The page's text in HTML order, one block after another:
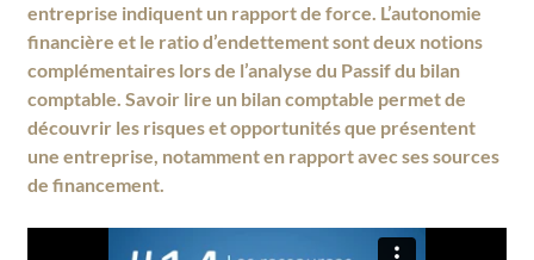
entreprise indiquent un rapport de force. L’autonomie
financière et le ratio d’endettement sont deux notions
complémentaires lors de l’analyse du Passif du bilan
comptable. Savoir lire un bilan comptable permet de
découvrir les risques et opportunités que présentent
une entreprise, notamment en rapport avec ses sources
de financement.